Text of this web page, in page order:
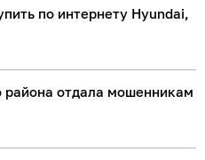
по интернету Hyundai,
района отдала мошенникам